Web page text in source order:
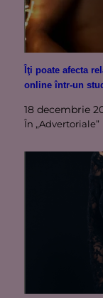
Îţi poate afecta
online într-un
18 decembrie
În „Advertoriale”